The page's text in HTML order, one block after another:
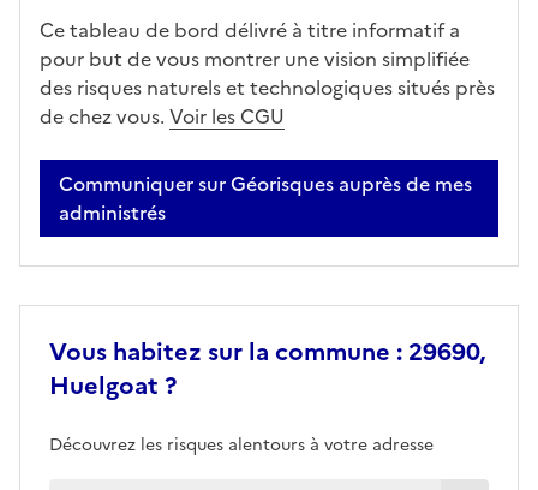
Ce tableau de bord délivré à titre informatif a
pour but de vous montrer une vision simplifiée
des risques naturels et technologiques situés près
de chez vous. Voir les CGU
Communiquer sur Géorisques auprès de mes
administrés
Vous habitez sur la commune : 29690,
Huelgoat ?
Découvrez les risques alentours à votre adresse